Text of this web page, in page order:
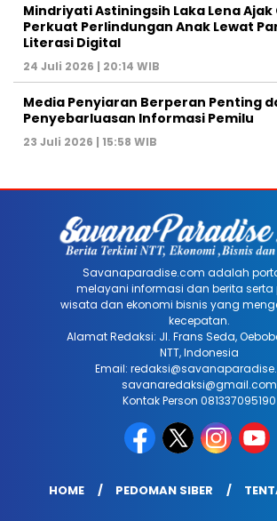
Mindriyati Astiningsih Laka Lena Ajak
Perkuat Perlindungan Anak Lewat
Literasi Digital
24 Juli 2026 | 20:14 WIB
Media Penyiaran Berperan Penting
Penyebarluasan Informasi Pemilu
23 Juli 2026 | 15:58 WIB
Savanaparadise.com adalah
melayani informasi dan berita serta
wisata dan ekonomi bisnis yang
kecepatan.
Alamat Redaksi: Jl. Frans Seda,
NTT, Indonesia
Email:
savanaredaksi@gmail.com
Kontak Person 081337095190
HOME PEDOMAN SIBER